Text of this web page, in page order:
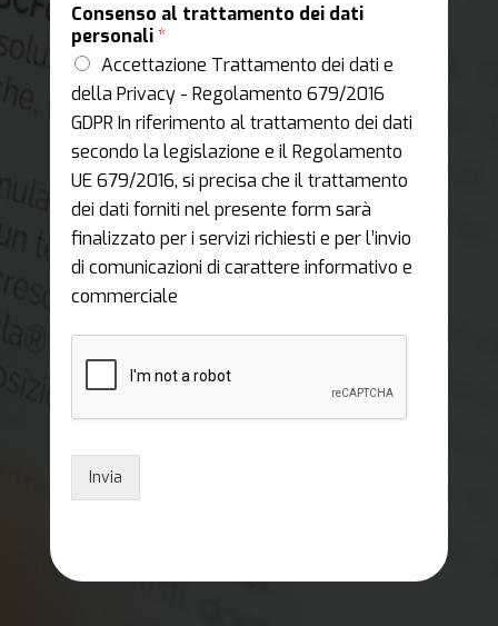
Consenso al trattamento dei dati
personali*
Accettazione Trattamento dei dati e
della Privacy - Regolamento 679/2016
GDPR In riferimento al trattamento dei dati
secondo la legislazione e il Regolamento
UE 679/2016, si precisa che il trattamento
dei dati forniti nel presente form sarà
finalizzato per i servizi richiesti e per l’invio
di comunicazioni di carattere informativo e
commerciale
Invia